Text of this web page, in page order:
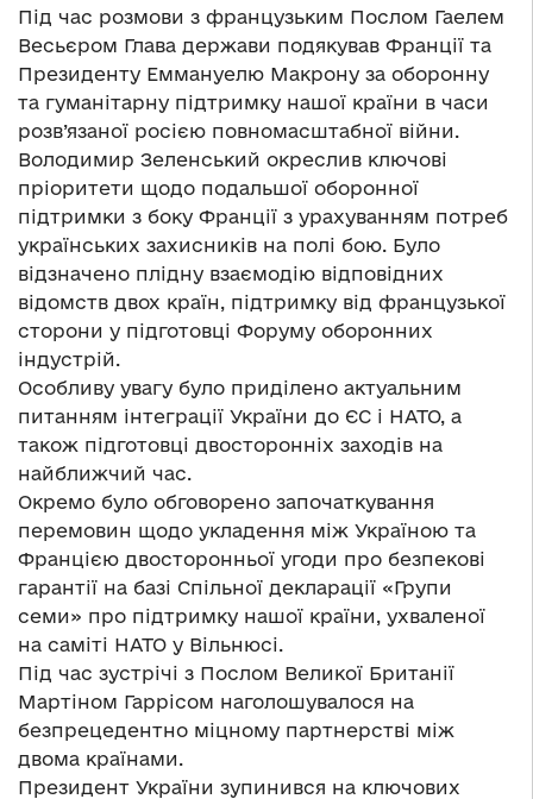
Під час розмови з французьким Послом Гаелем
Весьєром Глава держави подякував Франції та
Президенту Еммануелю Макрону за оборонну
та гуманітарну підтримку нашої країни в часи
розв’язаної росією повномасштабної війни.
Володимир Зеленський окреслив ключові
пріоритети щодо подальшої оборонної
підтримки з боку Франції з урахуванням потреб
українських захисників на полі бою. Було
відзначено плідну взаємодію відповідних
відомств двох країн, підтримку від французької
сторони у підготовці Форуму оборонних
індустрій.
Особливу увагу було приділено актуальним
питанням інтеграції України до ЄС і НАТО, а
також підготовці двосторонніх заходів на
найближчий час.
Окремо було обговорено започаткування
перемовин щодо укладення між Україною та
Францією двосторонньої угоди про безпекові
гарантії на базі Спільної декларації «Групи
семи» про підтримку нашої країни, ухваленої
на саміті НАТО у Вільнюсі.
Під час зустрічі з Послом Великої Британії
Мартіном Гаррісом наголошувалося на
безпрецедентно міцному партнерстві між
двома країнами.
Президент України зупинився на ключових